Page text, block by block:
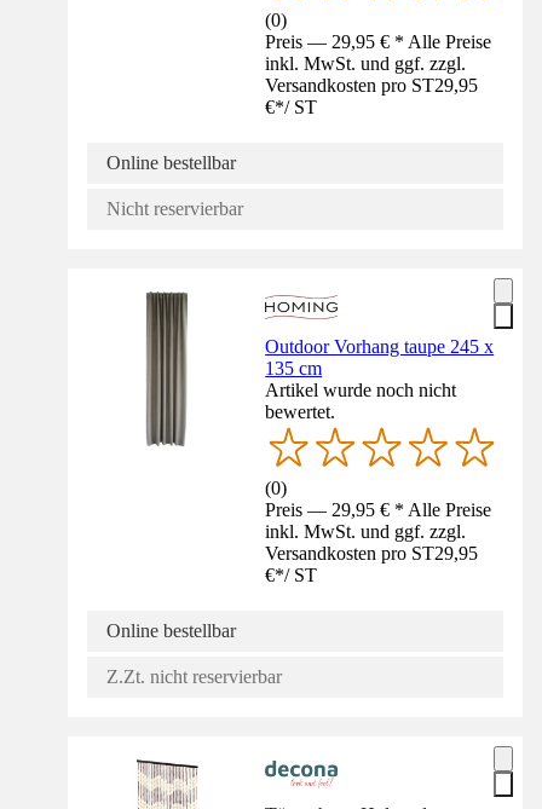
(0)
Preis — 29,95 € * Alle Preise
inkl. MwSt. und ggf. zzgl.
Versandkosten pro ST29,95
€*/ ST
Online bestellbar
Nicht reservierbar
Outdoor Vorhang taupe 245 x
135 cm
Artikel wurde noch nicht
bewertet.
(0)
Preis — 29,95 € * Alle Preise
inkl. MwSt. und ggf. zzgl.
Versandkosten pro ST29,95
€*/ ST
Online bestellbar
Z.Zt. nicht reservierbar